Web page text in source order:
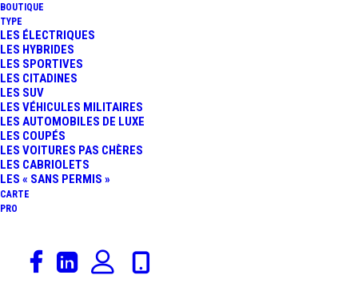
BOUTIQUE
TYPE
LES ÉLECTRIQUES
LES HYBRIDES
LES SPORTIVES
LES CITADINES
LES SUV
LES VÉHICULES MILITAIRES
LES AUTOMOBILES DE LUXE
LES COUPÉS
LES VOITURES PAS CHÈRES
LES CABRIOLETS
LES « SANS PERMIS »
CARTE
PRO
Tesla a initié en France et, partout
dans la monde, une nouvelle manière